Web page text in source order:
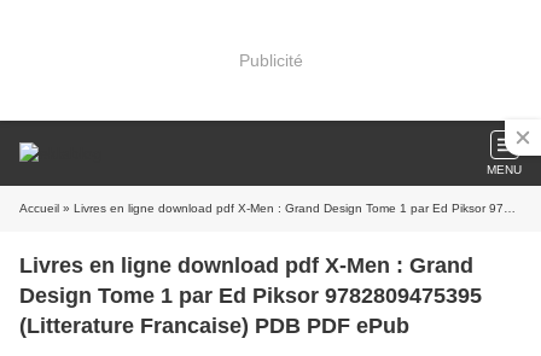
Publicité
MENU
Accueil » Livres en ligne download pdf X-Men : Grand Design Tome 1 par Ed Piksor 9782809475395 (Litterature Francaise) PDB PDF ePub
Livres en ligne download pdf X-Men : Grand
Design Tome 1 par Ed Piksor 9782809475395
(Litterature Francaise) PDB PDF ePub